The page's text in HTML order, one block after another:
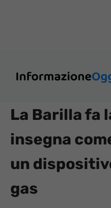
La Barilla fa
insegna
un
gas